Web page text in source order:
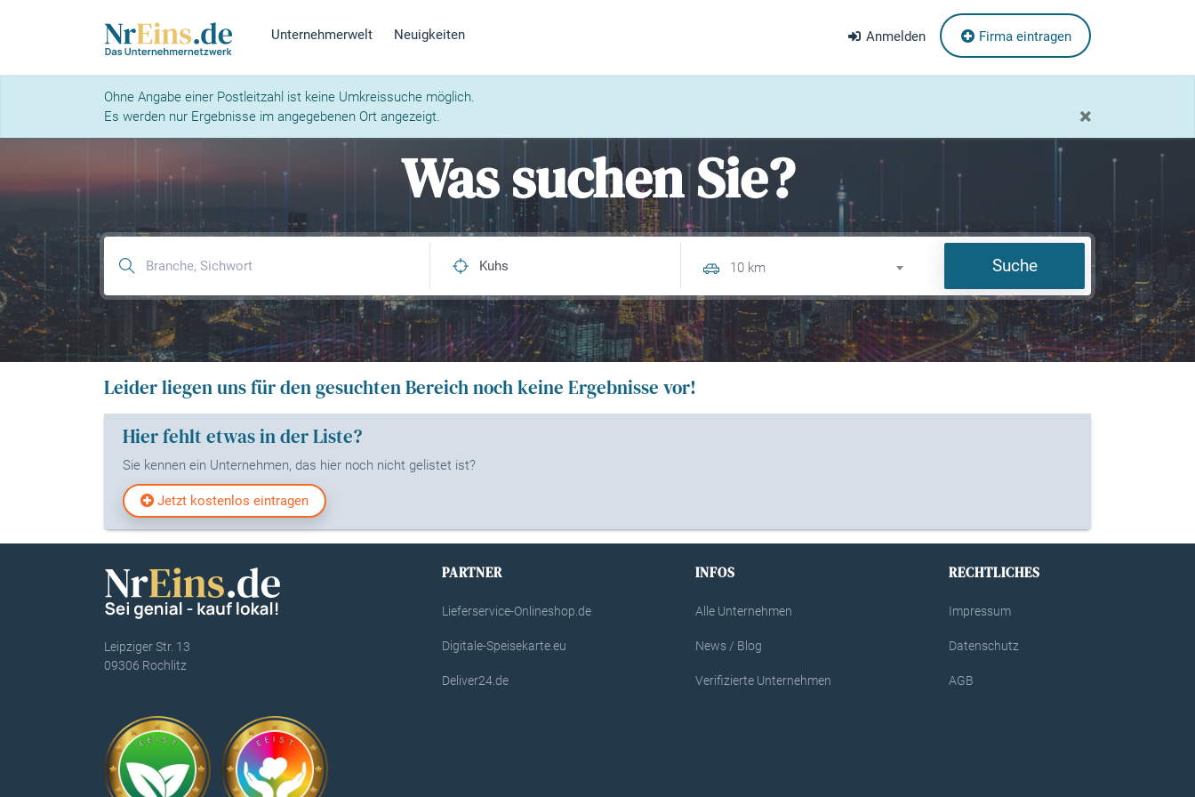
Unternehmerwelt Neuigkeiten Anmelden Firma eintragen
Ohne Angabe einer Postleitzahl ist keine Umkreissuche möglich.
Es werden nur Ergebnisse im angegebenen Ort angezeigt.
×
Was suchen Sie?
10 km Suche
Leider liegen uns für den gesuchten Bereich noch keine Ergebnisse vor!
Hier fehlt etwas in der Liste?
Sie kennen ein Unternehmen, das hier noch nicht gelistet ist?
Jetzt kostenlos eintragen
Leipziger Str. 13
09306 Rochlitz
PARTNER
Lieferservice-Onlineshop.de
Digitale-Speisekarte.eu
Deliver24.de
INFOS
Alle Unternehmen
News / Blog
Verifizierte Unternehmen
RECHTLICHES
Impressum
Datenschutz
AGB